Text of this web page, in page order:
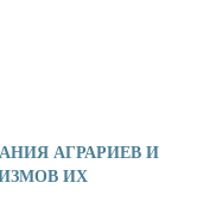
АГРАРИЕВ И
ИХ